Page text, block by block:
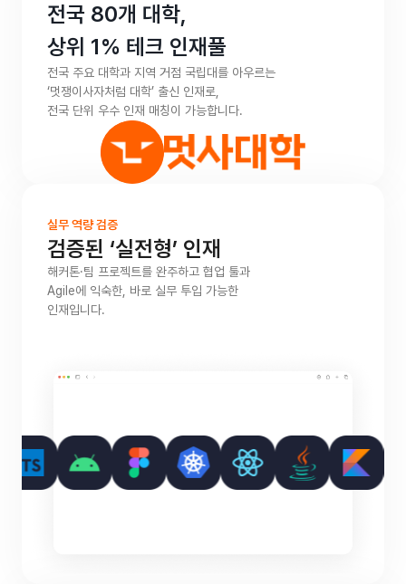
전국 80개 대학,
상위 1% 테크 인재풀
전국 주요 대학과 지역 거점 국립대를 아우르는
‘멋쟁이사자처럼 대학’ 출신 인재로,
전국 단위 우수 인재 매칭이 가능합니다.
실무 역량 검증
검증된 ‘실전형’ 인재
해커톤·팀 프로젝트를 완주하고 협업 툴과
Agile에 익숙한, 바로 실무 투입 가능한
인재입니다.